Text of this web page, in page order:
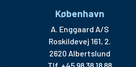
København
A. Enggaard A/S
Roskildevej 161, 2.
2620 Albertslund